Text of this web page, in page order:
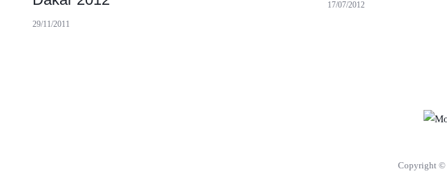
29/11/2011
17/07/2012
Copyright ©